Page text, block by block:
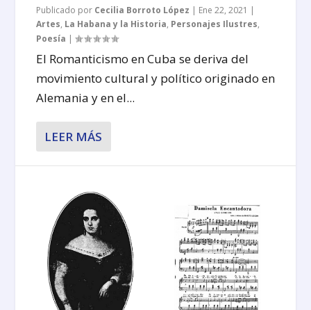
Publicado por Cecilia Borroto López | Ene 22, 2021 |
Artes, La Habana y la Historia, Personajes Ilustres,
Poesía |
El Romanticismo en Cuba se deriva del
movimiento cultural y político originado en
Alemania y en el...
LEER MÁS